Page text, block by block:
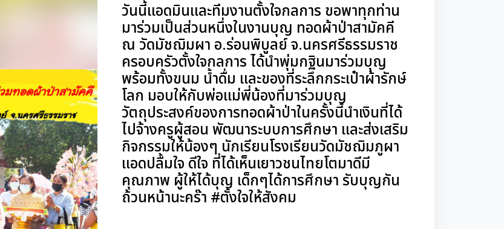
วันนี้แอดมินและทีมงานตั้งใจกลการ ขอพาทุกท่าน
มาร่วมเป็นส่วนหนึ่งในงานบุญ ทอดผ้าป่าสามัคคี
ณ วัดมัชฌิมผา อ.ร่อนพิบูลย์ จ.นครศรีธรรมราช
ครอบครัวตั้งใจกลการ ได้นำพุ่มกฐินมาร่วมบุญ
พร้อมทั้งขนม น้ำดื่ม และของที่ระลึกกระเป๋าผ้ารักษ์
โลก มอบให้กับพ่อแม่พี่น้องที่มาร่วมบุญ
วัตถุประสงค์ของการทอดผ้าป่าในครั้งนี้นำเงินที่ได้
ไปจ้างครูผู้สอน พัฒนาระบบการศึกษา และส่งเสริม
กิจกรรมให้น้องๆ นักเรียนโรงเรียนวัดมัชฌิมภูผา
แอดปลื้มใจ ดีใจ ที่ได้เห็นเยาวชนไทยโตมาดีมี
คุณภาพ ผู้ให้ได้บุญ เด็กๆได้การศึกษา รับบุญกัน
ถ้วนหน้านะคร๊า #ตั้งใจให้สังคม